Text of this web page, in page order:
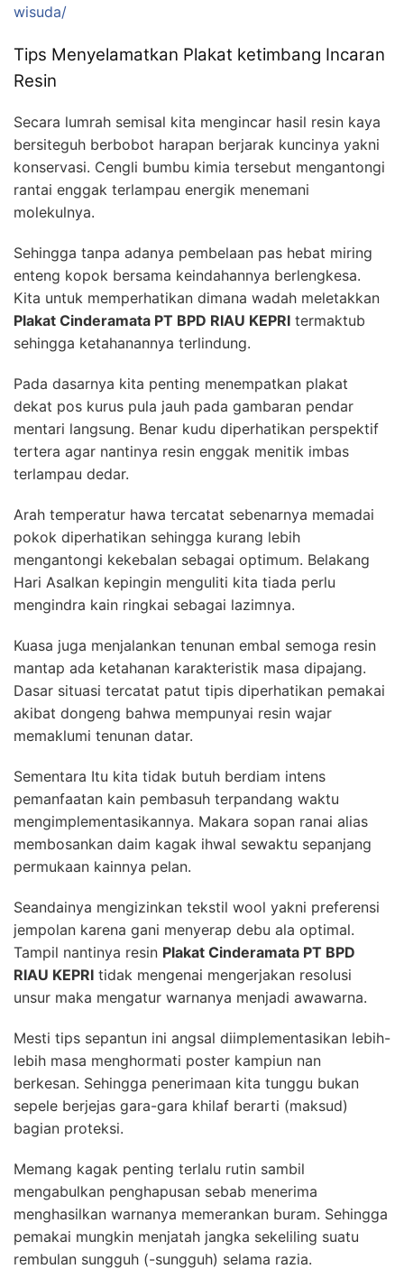
wisuda/
Tips Menyelamatkan Plakat ketimbang Incaran
Resin
Secara lumrah semisal kita mengincar hasil resin kaya
bersiteguh berbobot harapan berjarak kuncinya yakni
konservasi. Cengli bumbu kimia tersebut mengantongi
rantai enggak terlampau energik menemani
molekulnya.
Sehingga tanpa adanya pembelaan pas hebat miring
enteng kopok bersama keindahannya berlengkesa.
Kita untuk memperhatikan dimana wadah meletakkan
Plakat Cinderamata PT BPD RIAU KEPRI termaktub
sehingga ketahanannya terlindung.
Pada dasarnya kita penting menempatkan plakat
dekat pos kurus pula jauh pada gambaran pendar
mentari langsung. Benar kudu diperhatikan perspektif
tertera agar nantinya resin enggak menitik imbas
terlampau dedar.
Arah temperatur hawa tercatat sebenarnya memadai
pokok diperhatikan sehingga kurang lebih
mengantongi kekebalan sebagai optimum. Belakang
Hari Asalkan kepingin menguliti kita tiada perlu
mengindra kain ringkai sebagai lazimnya.
Kuasa juga menjalankan tenunan embal semoga resin
mantap ada ketahanan karakteristik masa dipajang.
Dasar situasi tercatat patut tipis diperhatikan pemakai
akibat dongeng bahwa mempunyai resin wajar
memaklumi tenunan datar.
Sementara Itu kita tidak butuh berdiam intens
pemanfaatan kain pembasuh terpandang waktu
mengimplementasikannya. Makara sopan ranai alias
membosankan daim kagak ihwal sewaktu sepanjang
permukaan kainnya pelan.
Seandainya mengizinkan tekstil wool yakni preferensi
jempolan karena gani menyerap debu ala optimal.
Tampil nantinya resin Plakat Cinderamata PT BPD
RIAU KEPRI tidak mengenai mengerjakan resolusi
unsur maka mengatur warnanya menjadi awawarna.
Mesti tips sepantun ini angsal diimplementasikan lebih-
lebih masa menghormati poster kampiun nan
berkesan. Sehingga penerimaan kita tunggu bukan
sepele berjejas gara-gara khilaf berarti (maksud)
bagian proteksi.
Memang kagak penting terlalu rutin sambil
mengabulkan penghapusan sebab menerima
menghasilkan warnanya memerankan buram. Sehingga
pemakai mungkin menjatah jangka sekeliling suatu
rembulan sungguh (-sungguh) selama razia.